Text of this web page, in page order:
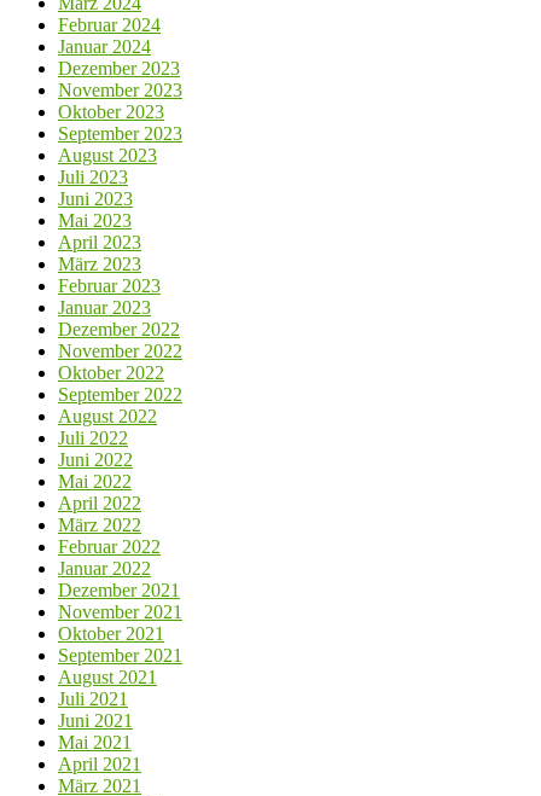
Februar 2024
Januar 2024
Dezember 2023
November 2023
Oktober 2023
September 2023
August 2023
Juli 2023
Juni 2023
Mai 2023
April 2023
März 2023
Februar 2023
Januar 2023
Dezember 2022
November 2022
Oktober 2022
September 2022
August 2022
Juli 2022
Juni 2022
Mai 2022
April 2022
März 2022
Februar 2022
Januar 2022
Dezember 2021
November 2021
Oktober 2021
September 2021
August 2021
Juli 2021
Juni 2021
Mai 2021
April 2021
März 2021